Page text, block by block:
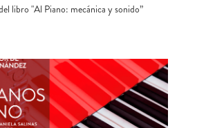
libro "Al Piano: mecánica y sonido”